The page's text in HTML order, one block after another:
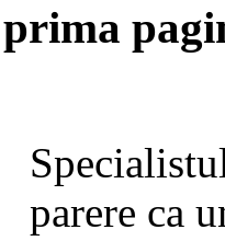
parere ca